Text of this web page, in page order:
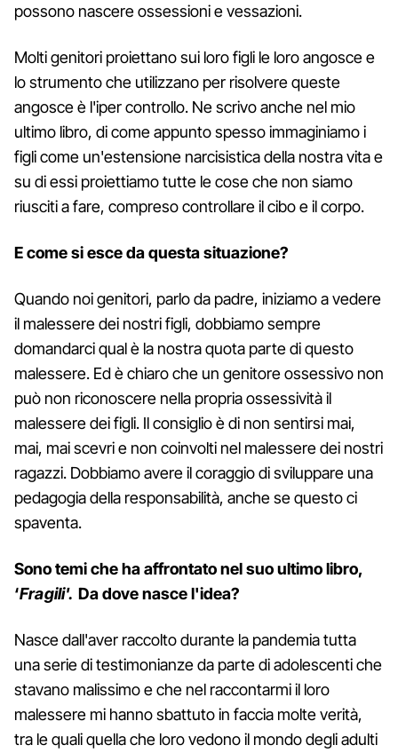
possono nascere ossessioni e vessazioni.
Molti genitori proiettano sui loro figli le loro angosce e
lo strumento che utilizzano per risolvere queste
angosce è l'iper controllo. Ne scrivo anche nel mio
ultimo libro, di come appunto spesso immaginiamo i
figli come un'estensione narcisistica della nostra vita e
su di essi proiettiamo tutte le cose che non siamo
riusciti a fare, compreso controllare il cibo e il corpo.
E come si esce da questa situazione?
Quando noi genitori, parlo da padre, iniziamo a vedere
il malessere dei nostri figli, dobbiamo sempre
domandarci qual è la nostra quota parte di questo
malessere. Ed è chiaro che un genitore ossessivo non
può non riconoscere nella propria ossessività il
malessere dei figli. Il consiglio è di non sentirsi mai,
mai, mai scevri e non coinvolti nel malessere dei nostri
ragazzi. Dobbiamo avere il coraggio di sviluppare una
pedagogia della responsabilità, anche se questo ci
spaventa.
Sono temi che ha affrontato nel suo ultimo libro,
‘Fragili'. Da dove nasce l'idea?
Nasce dall'aver raccolto durante la pandemia tutta
una serie di testimonianze da parte di adolescenti che
stavano malissimo e che nel raccontarmi il loro
malessere mi hanno sbattuto in faccia molte verità,
tra le quali quella che loro vedono il mondo degli adulti